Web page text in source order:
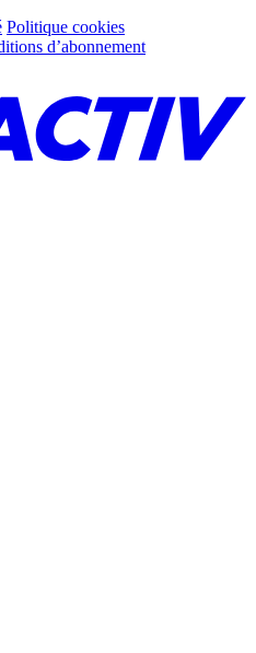
Politique cookies
d’abonnement